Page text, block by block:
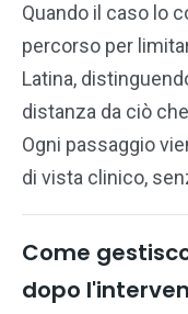
Quando il caso lo
percorso per
Latina,
distanza da ciò
Ogni passaggio
di vista clinico,
Come
dopo